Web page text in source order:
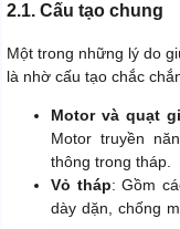
2.1. Cấu tạo chung
Một trong những lý do
là nhờ cấu tạo chắc
Motor và quạt
Motor truyền
thông trong tháp.
Vỏ tháp: Gồm
dày dặn, chống